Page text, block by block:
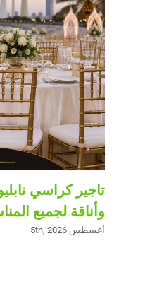
تاجير كراسي
وأناقة لجميع
أغسطس 5th, 2026